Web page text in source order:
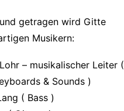
getragen wird Gitte
Musikern:
– musikalischer Leiter (
& Sounds )
( Bass )